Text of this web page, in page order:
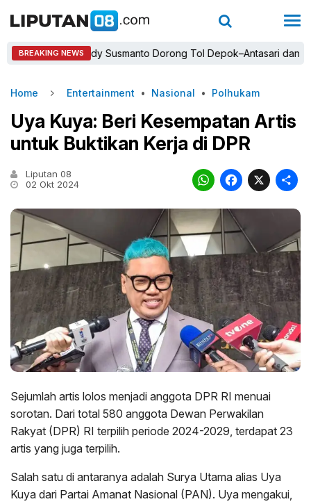
BREAKING NEWS
Bupati Rudy Susmanto Dorong Tol Depok–Antasari dan Jalan
Home Entertainment • Nasional • Polhukam
Uya Kuya: Beri Kesempatan Artis
untuk Buktikan Kerja di DPR
Liputan 08
02 Okt 2024
X
Sejumlah artis lolos menjadi anggota DPR RI menuai
sorotan. Dari total 580 anggota Dewan Perwakilan
Rakyat (DPR) RI terpilih periode 2024-2029, terdapat 23
artis yang juga terpilih.
Salah satu di antaranya adalah Surya Utama alias Uya
Kuya dari Partai Amanat Nasional (PAN). Uya mengakui,